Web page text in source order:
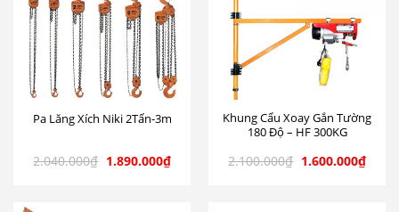
Pa Lăng Xích Niki 2Tấn-3m
2.040.000₫ 1.890.000₫
Khung Cẩu Xoay Gắn Tường
180 Độ – HF 300KG
2.100.000₫ 1.600.000₫